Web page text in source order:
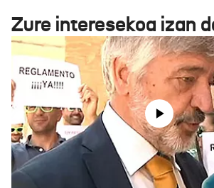
Zure interesekoa izan